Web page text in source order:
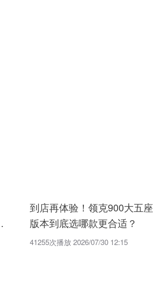
到店再体验！领克900大五座
版本到底选哪款更合适？
41255次播放 2026/07/30 12:15